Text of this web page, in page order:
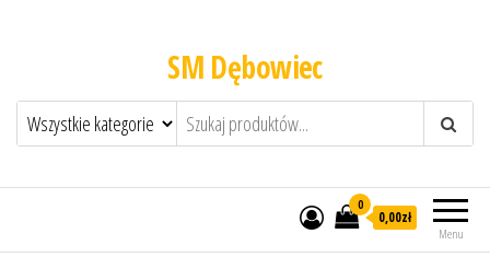
SM Dębowiec
Menu
0
0,00zł